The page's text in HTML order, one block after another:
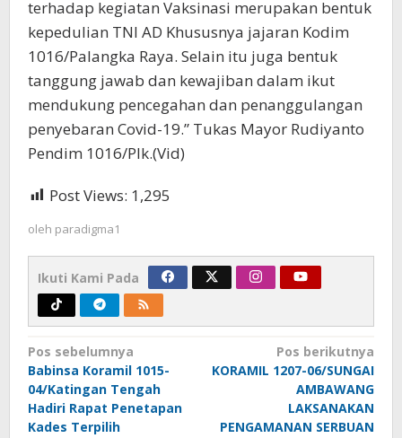
terhadap kegiatan Vaksinasi merupakan bentuk
kepedulian TNI AD Khususnya jajaran Kodim
1016/Palangka Raya. Selain itu juga bentuk
tanggung jawab dan kewajiban dalam ikut
mendukung pencegahan dan penanggulangan
penyebaran Covid-19.” Tukas Mayor Rudiyanto
Pendim 1016/Plk.(Vid)
Post Views: 1,295
oleh paradigma1
Ikuti Kami Pada
Navigasi
pos
Pos sebelumnya
Babinsa Koramil 1015-
04/Katingan Tengah
Hadiri Rapat Penetapan
Kades Terpilih
Pos berikutnya
KORAMIL 1207-06/SUNGAI
AMBAWANG
LAKSANAKAN
PENGAMANAN SERBUAN